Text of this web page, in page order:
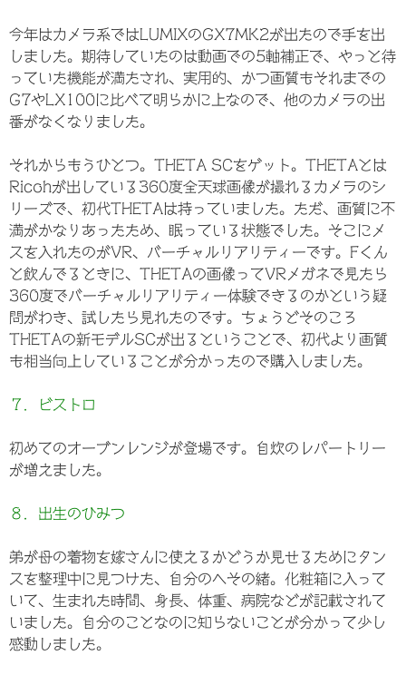
今年はカメラ系ではLUMIXのGX7MK2が出たので手を出
しました。期待していたのは動画での5軸補正で、やっと待
っていた機能が満たされ、実用的、かつ画質もそれまでの
G7やLX100に比べて明らかに上なので、他のカメラの出
番がなくなりました。
それからもうひとつ。THETA SCをゲット。THETAとは
Ricohが出している360度全天球画像が撮れるカメラのシ
リーズで、初代THETAは持っていました。ただ、画質に不
満がかなりあったため、眠っている状態でした。そこにメ
スを入れたのがVR、バーチャルリアリティーです。Fくん
と飲んでるときに、THETAの画像ってVRメガネで見たら
360度でバーチャルリアリティー体験できるのかという疑
問がわき、試したら見れたのです。ちょうどそのころ
THETAの新モデルSCが出るということで、初代より画質
も相当向上していることが分かったので購入しました。
７．ビストロ
初めてのオーブンレンジが登場です。自炊のレパートリー
が増えました。
８．出生のひみつ
弟が母の着物を嫁さんに使えるかどうか見せるためにタン
スを整理中に見つけた、自分のへその緒。化粧箱に入って
いて、生まれた時間、身長、体重、病院などが記載されて
いました。自分のことなのに知らないことが分かって少し
感動しました。